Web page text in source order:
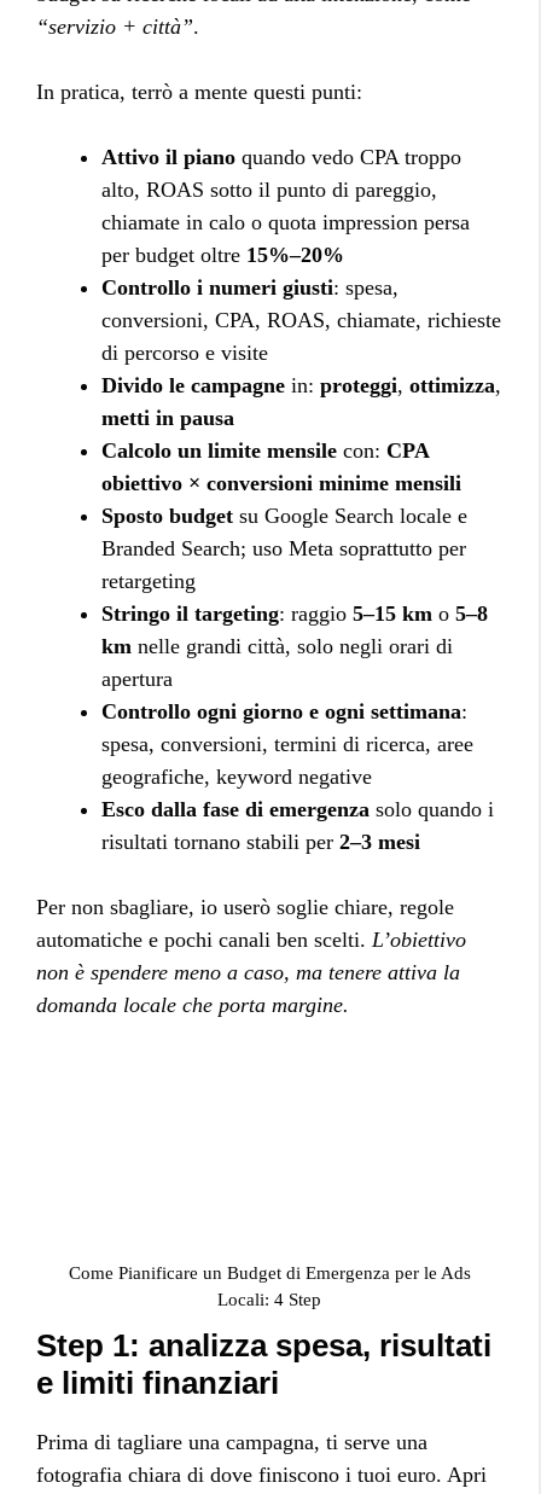
“servizio + città”.
In pratica, terrò a mente questi punti:
Attivo il piano quando vedo CPA troppo
alto, ROAS sotto il punto di pareggio,
chiamate in calo o quota impression persa
per budget oltre 15%–20%
Controllo i numeri giusti: spesa,
conversioni, CPA, ROAS, chiamate, richieste
di percorso e visite
Divido le campagne in: proteggi, ottimizza,
metti in pausa
Calcolo un limite mensile con: CPA
obiettivo × conversioni minime mensili
Sposto budget su Google Search locale e
Branded Search; uso Meta soprattutto per
retargeting
Stringo il targeting: raggio 5–15 km o 5–8
km nelle grandi città, solo negli orari di
apertura
Controllo ogni giorno e ogni settimana:
spesa, conversioni, termini di ricerca, aree
geografiche, keyword negative
Esco dalla fase di emergenza solo quando i
risultati tornano stabili per 2–3 mesi
Per non sbagliare, io userò soglie chiare, regole
automatiche e pochi canali ben scelti. L’obiettivo
non è spendere meno a caso, ma tenere attiva la
domanda locale che porta margine.
Come Pianificare un Budget di Emergenza per le Ads
Locali: 4 Step
Step 1: analizza spesa, risultati
e limiti finanziari
Prima di tagliare una campagna, ti serve una
fotografia chiara di dove finiscono i tuoi euro. Apri